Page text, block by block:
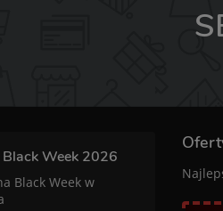
Black Week 2026
Black Week w